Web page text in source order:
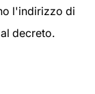
l'indirizzo di
decreto.